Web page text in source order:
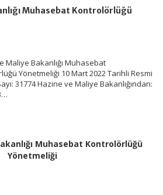
Muhasebat Kontrolörlüğü
Maliye Bakanlığı Muhasebat
Yönetmeliği 10 Mart 2022 Tarihli Resmi
31774 Hazine ve Maliye Bakanlığından:
Muhasebat Kontrolörlüğü
Yönetmeliği